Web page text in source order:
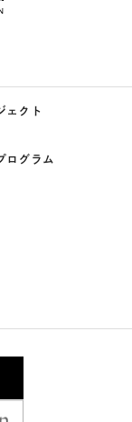
ェクト
ログラム